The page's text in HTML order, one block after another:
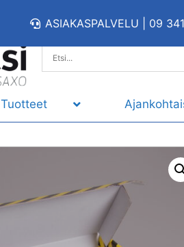
ASIAKASPALVELU | 09
Tuotteet